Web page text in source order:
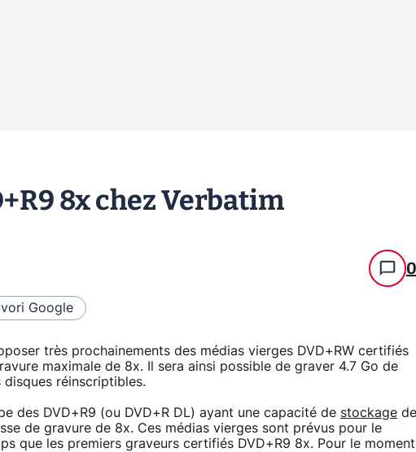
8x chez Verbatim
0
Google
très prochainements des médias vierges DVD+RW certifiés
maximale de 8x. Il sera ainsi possible de graver 4.7 Go de
réinscriptibles.
des DVD+R9 (ou DVD+R DL) ayant une capacité de stockage de
de gravure de 8x. Ces médias vierges sont prévus pour le
que les premiers graveurs certifiés DVD+R9 8x. Pour le moment